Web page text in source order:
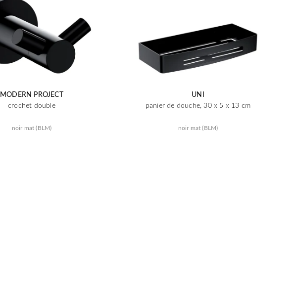
MODERN PROJECT
crochet double
noir mat (BLM)
UNI
panier de douche, 30 x 5 x 13 cm
noir mat (BLM)